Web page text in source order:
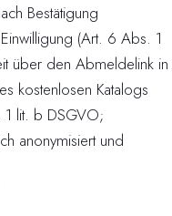
Bestätigung
(Art. 6 Abs. 1
über den Abmeldelink in
kostenlosen Katalogs
lit. b DSGVO;
anonymisiert und